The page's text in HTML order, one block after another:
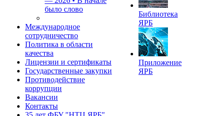
было слово
Международное
сотрудничество
Политика в области
качества
Лицензии и сертификаты
Государственные закупки
Противодействие
коррупции
Вакансии
Контакты
Библиотека
ЯРБ
Приложение
ЯРБ